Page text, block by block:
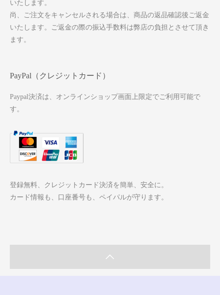
いたします。
尚、ご注文をキャンセルされる場合は、商品の返品確認後ご返金
いたします。ご返金の際の振込手数料は弊店の負担とさせて頂き
ます。
PayPal（クレジットカード）
Paypal決済は、オンラインショップ画面上限定でご利用可能で
す。
登録無料、クレジットカード決済を簡単、安全に。
カード情報も、口座番号も、ペイパルが守ります。